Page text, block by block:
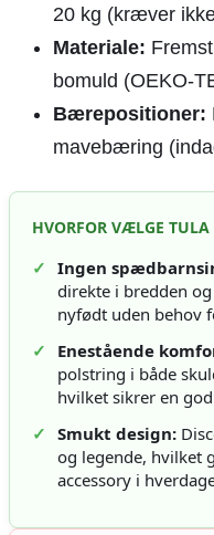
20 kg (kræver
Materiale:
bomuld (OEKO-
Bærepositioner:
mavebæring
HVORFOR VÆLGE TULA
✓ Ingen
direkte i bredden
nyfødt uden behov
✓
Enestående
polstring i både
hvilket sikrer en
✓ Smukt design:
og legende, hvilket
accessory i